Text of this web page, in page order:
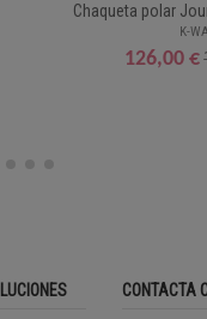
Chaqueta polar
K-
126,00 €
CONTACTA